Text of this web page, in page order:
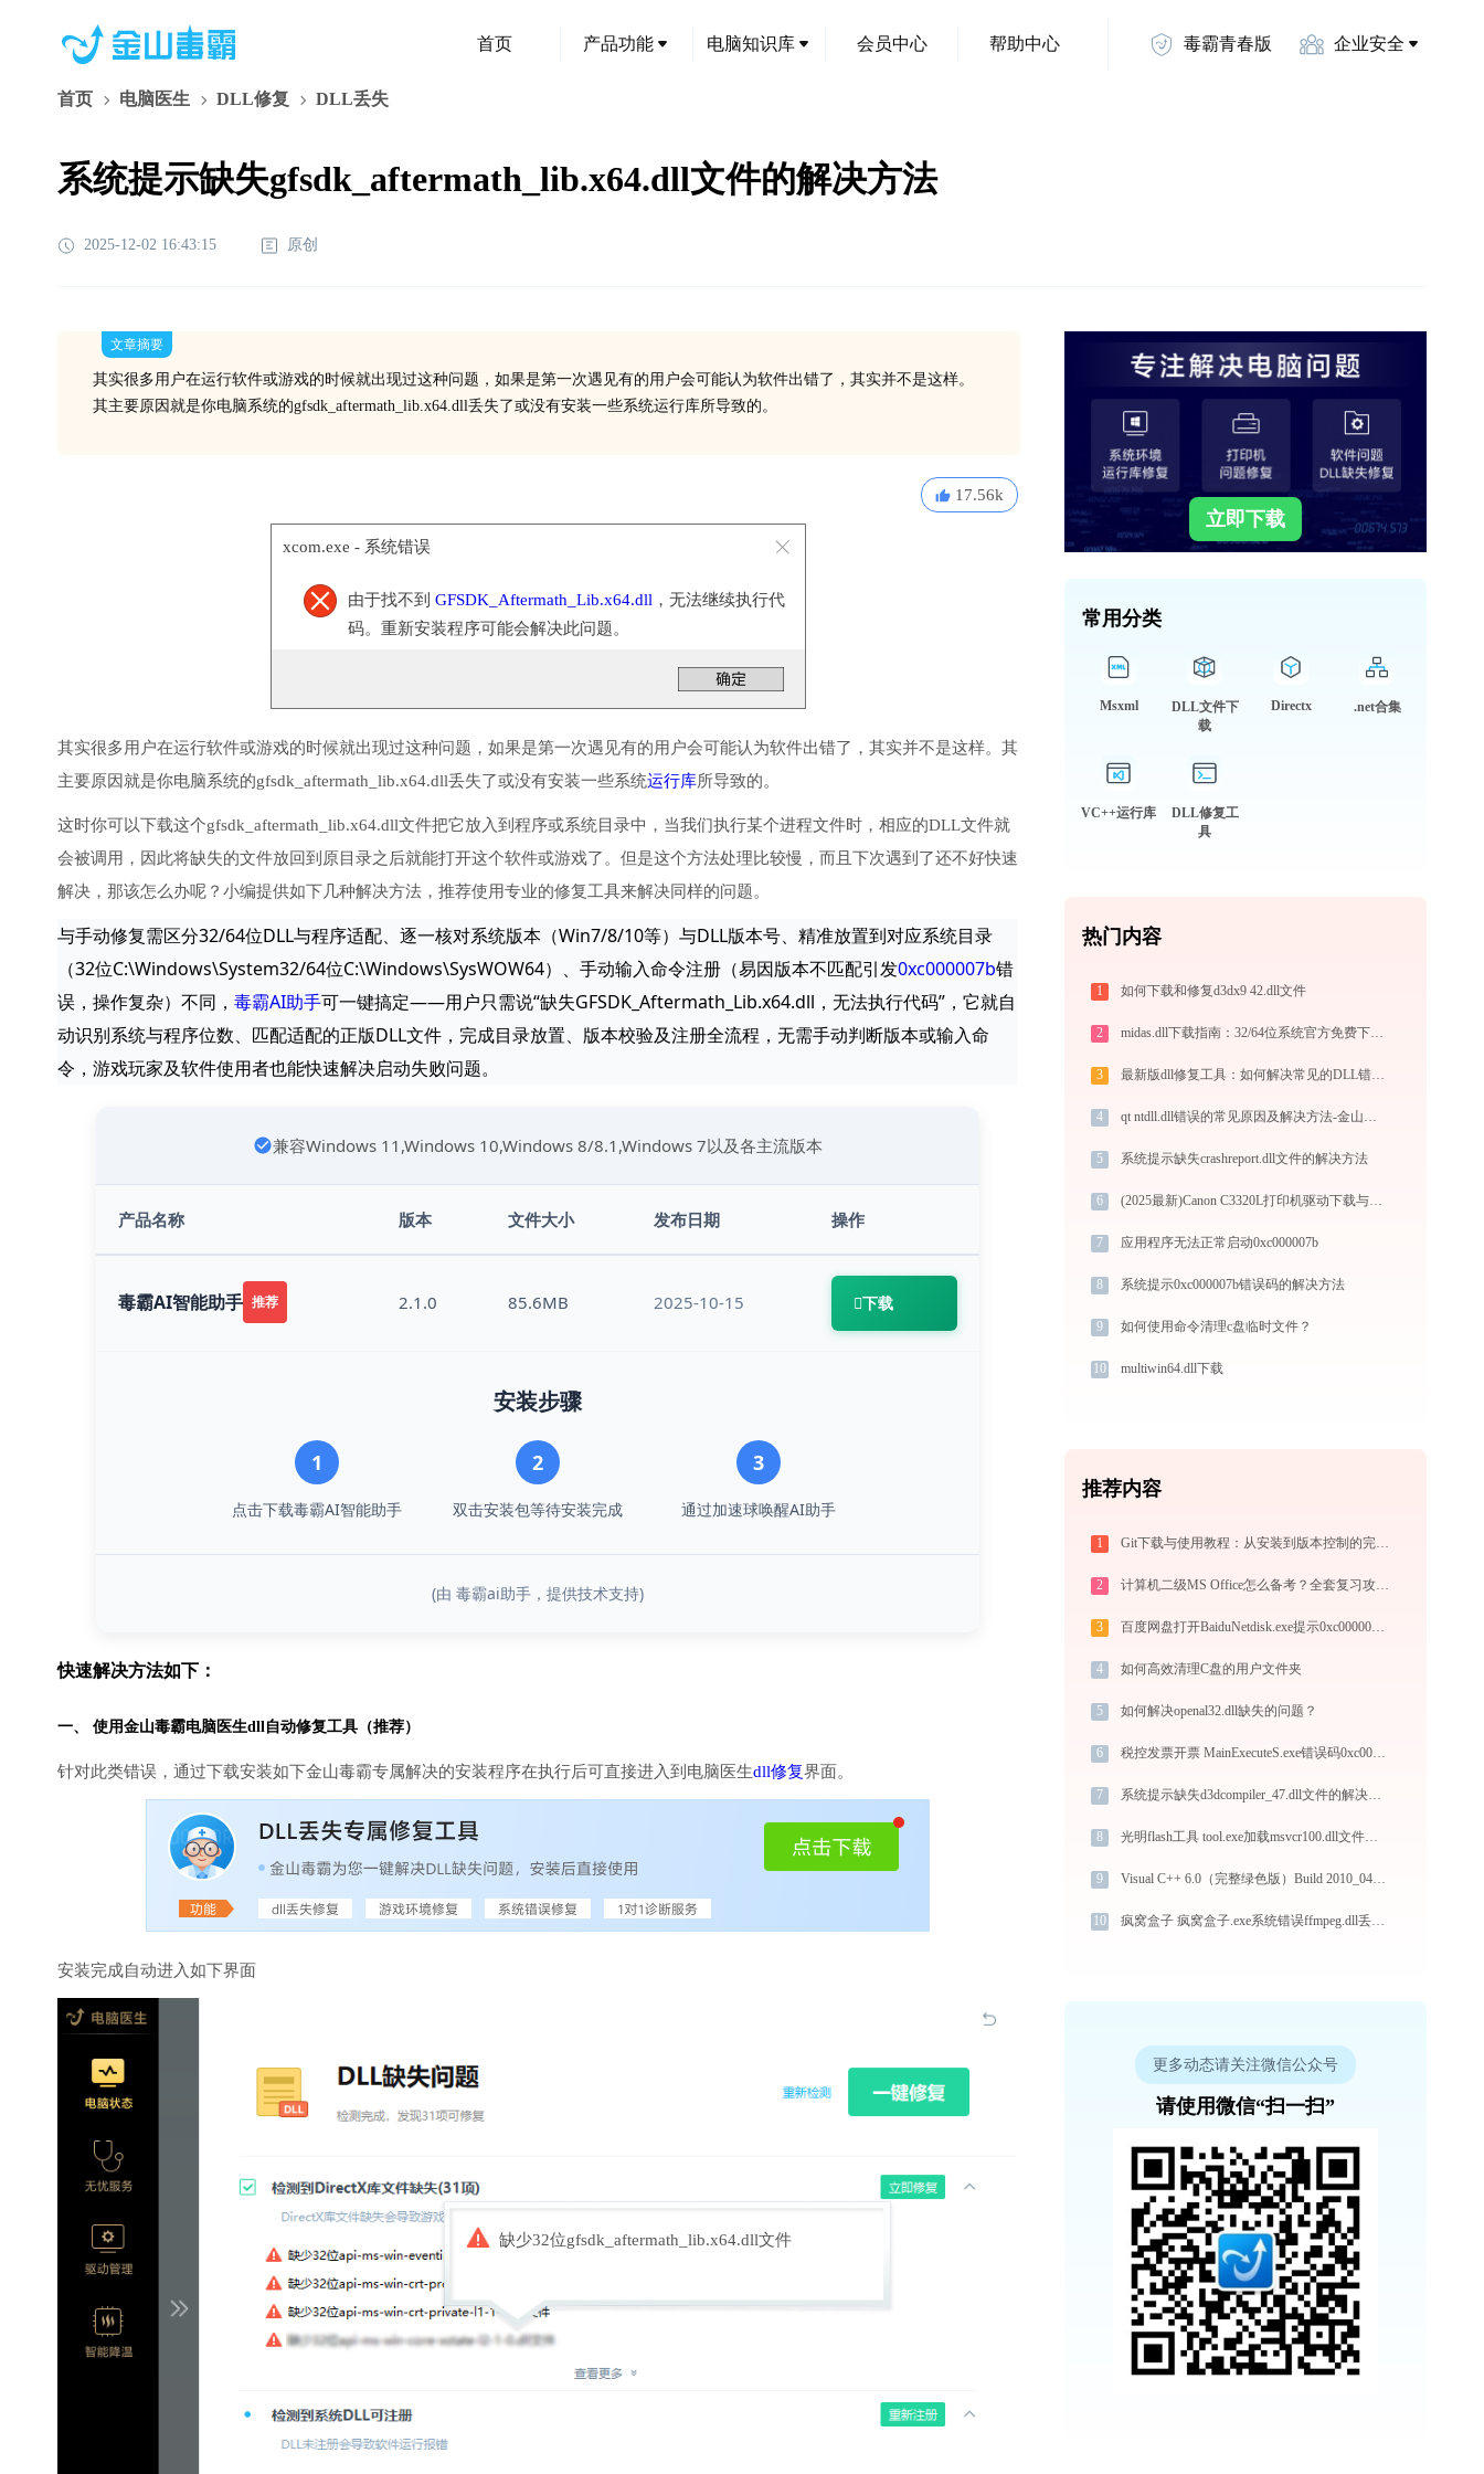
首页 产品功能 电脑知识库 会员中心 帮助中心 毒霸青春版 企业安全
首页 电脑医生 DLL修复 DLL丢失
系统提示缺失gfsdk_aftermath_lib.x64.dll文件的解决方法
2025-12-02 16:43:15 原创
文章摘要
其实很多用户在运行软件或游戏的时候就出现过这种问题，如果是第一次遇见有的用户会可能认为软件出错了，其实并不是这样。
其主要原因就是你电脑系统的gfsdk_aftermath_lib.x64.dll丢失了或没有安装一些系统运行库所导致的。
17.56k
xcom.exe - 系统错误
由于找不到 GFSDK_Aftermath_Lib.x64.dll ，无法继续执行代
码。重新安装程序可能会解决此问题。
其实很多用户在运行软件或游戏的时候就出现过这种问题，如果是第一次遇见有的用户会可能认为软件出错了，其实并不是这样。其
主要原因就是你电脑系统的gfsdk_aftermath_lib.x64.dll丢失了或没有安装一些系统运行库所导致的。
这时你可以下载这个gfsdk_aftermath_lib.x64.dll文件把它放入到程序或系统目录中，当我们执行某个进程文件时，相应的DLL文件就
会被调用，因此将缺失的文件放回到原目录之后就能打开这个软件或游戏了。但是这个方法处理比较慢，而且下次遇到了还不好快速
解决，那该怎么办呢？小编提供如下几种解决方法，推荐使用专业的修复工具来解决同样的问题。
与手动修复需区分32/64位DLL与程序适配、逐一核对系统版本（Win7/8/10等）与DLL版本号、精准放置到对应系统目录
（32位C:\Windows\System32/64位C:\Windows\SysWOW64）、手动输入命令注册（易因版本不匹配引发0xc000007b错
误，操作复杂）不同， 毒霸AI助手可一键搞定——用户只需说“缺失GFSDK_Aftermath_Lib.x64.dll，无法执行代码”，它就自
动识别系统与程序位数、匹配适配的正版DLL文件，完成目录放置、版本校验及注册全流程，无需手动判断版本或输入命
令，游戏玩家及软件使用者也能快速解决启动失败问题。
兼容Windows 11,Windows 10,Windows 8/8.1,Windows 7以及各主流版本
产品名称 版本 文件大小 发布日期 操作
毒霸AI智能助手 推荐 2.1.0 85.6MB 2025-10-15 下载
安装步骤
1
点击下载毒霸AI智能助手
2
双击安装包等待安装完成
3
通过加速球唤醒AI助手
(由 毒霸ai助手，提供技术支持)
快速解决方法如下：
一、 使用金山毒霸电脑医生dll自动修复工具（推荐）
针对此类错误，通过下载安装如下金山毒霸专属解决的安装程序在执行后可直接进入到电脑医生dll修复界面。
安装完成自动进入如下界面
缺少32位gfsdk_aftermath_lib.x64.dll文件
立即下载
常用分类
Msxml
DLL文件下
载
Directx .net合集
VC++运行库
DLL修复工
具
热门内容
1 如何下载和修复d3dx9 42.dll文件
2 midas.dll下载指南：32/64位系统官方免费下载及修复教程
3 最新版dll修复工具：如何解决常见的DLL错误？-金山毒霸
4 qt ntdll.dll错误的常见原因及解决方法-金山毒霸
5 系统提示缺失crashreport.dll文件的解决方法
6 (2025最新)Canon C3320L打印机驱动下载与安装指南 - 官方驱动支持
7 应用程序无法正常启动0xc000007b
8 系统提示0xc000007b错误码的解决方法
9 如何使用命令清理c盘临时文件？
10 multiwin64.dll下载
推荐内容
1 Git下载与使用教程：从安装到版本控制的完整指南
2 计算机二级MS Office怎么备考？全套复习攻略+免费刷题工具推荐
3 百度网盘打开BaiduNetdisk.exe提示0xc000007b错误码怎么办
4 如何高效清理C盘的用户文件夹
5 如何解决openal32.dll缺失的问题？
6 税控发票开票 MainExecuteS.exe错误码0xc000000d处理办法
7 系统提示缺失d3dcompiler_47.dll文件的解决方法
8 光明flash工具 tool.exe加载msvcr100.dll文件丢失处理办法
9 Visual C++ 6.0（完整绿色版）Build 2010_04_03 1.exe加载libprotobuf.dll文件丢失处理办法
10 疯窝盒子 疯窝盒子.exe系统错误ffmpeg.dll丢失如何解决
更多动态请关注微信公众号
请使用微信“扫一扫”